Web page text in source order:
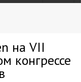
на VII
конгрессе